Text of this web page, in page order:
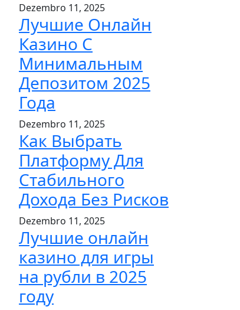
Dezembro 11, 2025
Лучшие Онлайн
Казино С
Минимальным
Депозитом 2025
Года
Dezembro 11, 2025
Как Выбрать
Платформу Для
Стабильного
Дохода Без Рисков
Dezembro 11, 2025
Лучшие онлайн
казино для игры
на рубли в 2025
году